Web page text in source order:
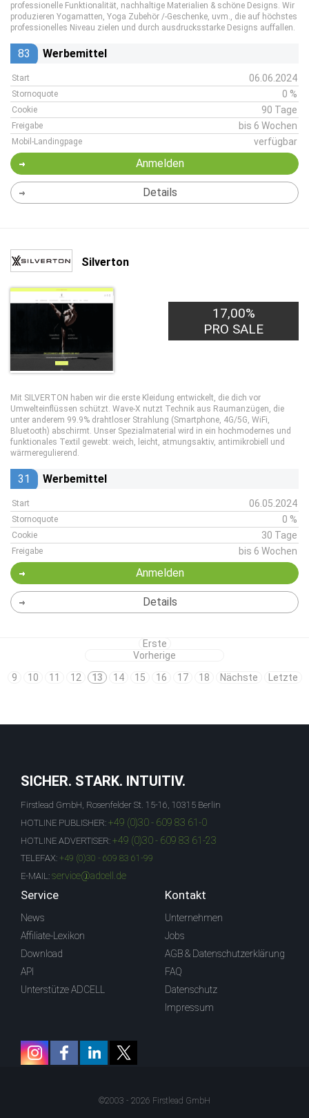
professionelle Funktionalität, nachhaltige Materialien & schöne Designs. Wir
produzieren Yogamatten, Yoga Zubehör /-Geschenke, uvm., die auf höchstes
professionelles Niveau zielen und durch ausdrucksstarke Designs auffallen.
83 Werbemittel
Start 06.06.2024
Stornoquote 0 %
Cookie 90 Tage
Freigabe bis 6 Wochen
Mobil-Landingpage verfügbar
Anmelden
Details
Silverton
17,00%
PRO SALE
Mit SILVERTON haben wir die erste Kleidung entwickelt, die dich vor
Umwelteinflüssen schützt. Wave-X nutzt Technik aus Raumanzügen, die
unter anderem 99.9% drahtloser Strahlung (Smartphone, 4G/5G, WiFi,
Bluetooth) abschirmt. Unser Spezialmaterial wird in ein hochmodernes und
funktionales Textil gewebt: weich, leicht, atmungsaktiv, antimikrobiell und
wärmeregulierend.
31 Werbemittel
Start 06.05.2024
Stornoquote 0 %
Cookie 30 Tage
Freigabe bis 6 Wochen
Anmelden
Details
Erste
Vorherige
9
10 11 12 13 14 15 16 17 18 Nächste Letzte
SICHER. STARK. INTUITIV.
Firstlead GmbH, Rosenfelder St. 15-16, 10315 Berlin
HOTLINE PUBLISHER: +49 (0)30 - 609 83 61-0
HOTLINE ADVERTISER: +49 (0)30 - 609 83 61-23
TELEFAX: +49 (0)30 - 609 83 61-99
E-MAIL: service@adcell.de
Service
News
Affiliate-Lexikon
Download
API
Unterstütze ADCELL
Kontakt
Unternehmen
Jobs
AGB & Datenschutzerklärung
FAQ
Datenschutz
Impressum
©2003 - 2026 Firstlead GmbH